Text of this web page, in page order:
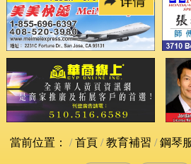
當前位置： 首頁 教育補習 鋼琴